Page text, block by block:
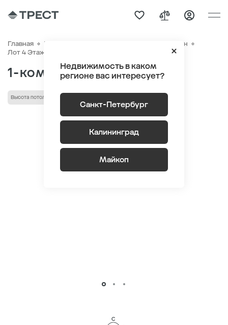
Недвижимость в каком
регионе вас интересует?
Санкт-Петербург
Калининград
Майкоп
Главная Квартиры
Генплан
Лот 4 Этаж 2
1-комнатная 39.02 м2
Высота потолка 2.75 м